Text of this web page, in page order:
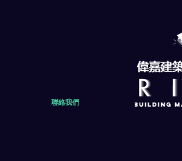
聯絡我們